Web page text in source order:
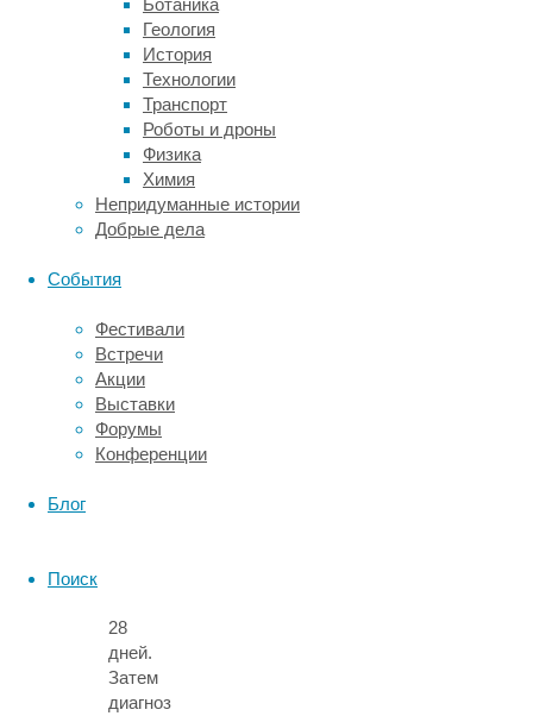
Ботаника
Геология
История
Технологии
Транспорт
Роботы и дроны
Физика
Химия
Непридуманные истории
Добрые дела
События
Фестивали
Встречи
Акции
Выставки
Форумы
Конференции
Блог
Поиск
максимальная
(каждый
из
нас
состоянии
бодрствования
имеет
баллов
этой
шкале),
кома
–
состояние
острое,
28
дней.
Затем
диагноз